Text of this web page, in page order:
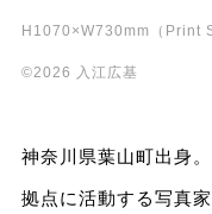
H1070×W730mm（Print
©︎2026 入江広基
神奈川県葉山町出身
拠点に活動する写真